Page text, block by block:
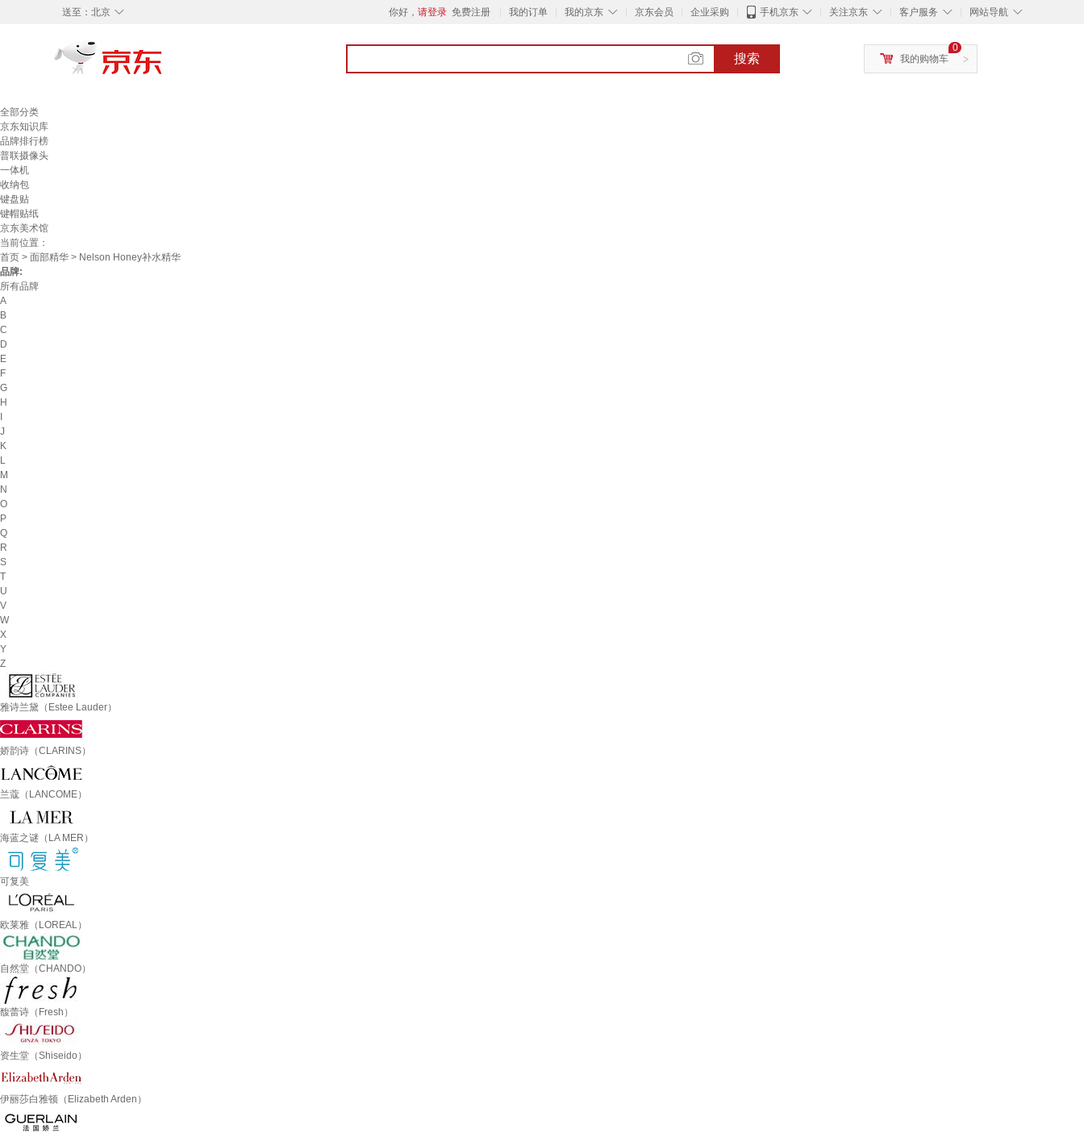
◇
送至： 北京 你好， 请登录 免费注册 我的订单 ◇
我的京东 京东会员 企业采购 ◇
手机京东 ◇
关注京东 ◇
客户服务 ◇
网站导航
搜索 >
0
我的购物车
全部分类
京东知识库
品牌排行榜
普联摄像头
一体机
收纳包
键盘贴
键帽贴纸
京东美术馆
当前位置：
首页 > 面部精华 > Nelson Honey补水精华
品牌:
所有品牌
A
B
C
D
E
F
G
H
J
K
L
M
N
O
P
Q
R
S
T
U
V
W
X
Y
Z
雅诗兰黛（Estee Lauder）
娇韵诗（CLARINS）
兰蔻（LANCOME）
海蓝之谜（LA MER）
可复美
欧莱雅（LOREAL）
自然堂（CHANDO）
馥蕾诗（Fresh）
资生堂（Shiseido）
伊丽莎白雅顿（Elizabeth Arden）